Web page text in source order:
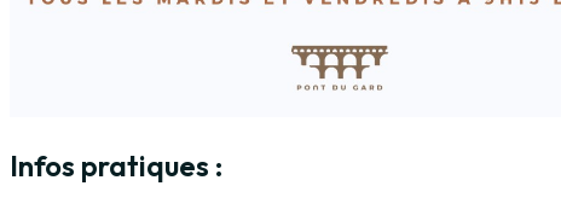
Infos pratiques :